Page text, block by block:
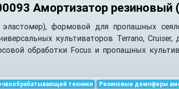
Амортизатор
формовой для пропашных
культиваторов Terrano,
обработки Focus и пропашных
техники Резиновые демпферы